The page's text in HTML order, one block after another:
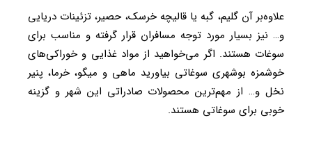
علاوه‌بر آن گلیم، گبه یا قالیچه خرسک، حصیر، تزئینات دریایی
و… نیز بسیار مورد توجه مسافران قرار گرفته و مناسب برای
سوغات هستند. اگر می‌خواهید از مواد غذایی و خوراکی‌های
خوشمزه بوشهری سوغاتی بیاورید ماهی و میگو، خرما، پنیر
نخل و… از مهم‌ترین محصولات صادراتی این شهر و گزینه
خوبی برای سوغاتی هستند.